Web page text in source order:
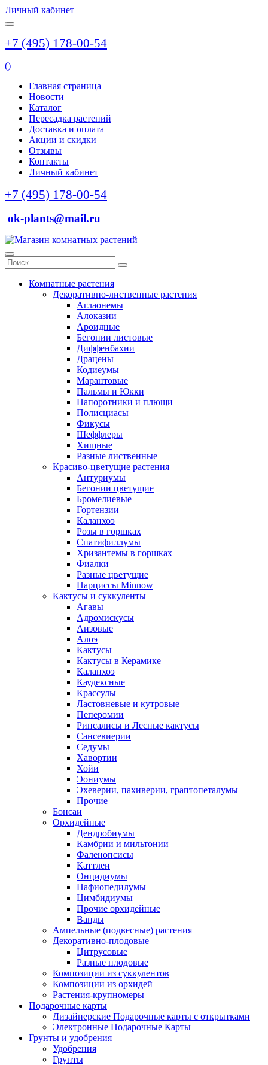
Личный кабинет
+7 (495) 178-00-54
()
Главная страница
Новости
Каталог
Пересадка растений
Доставка и оплата
Акции и скидки
Отзывы
Контакты
Личный кабинет
+7 (495) 178-00-54
ok-plants@mail.ru
Комнатные растения
Декоративно-лиственные растения
Аглаонемы
Алоказии
Ароидные
Бегонии листовые
Диффенбахии
Драцены
Кодиеумы
Марантовые
Пальмы и Юкки
Папоротники и плющи
Полисциасы
Фикусы
Шеффлеры
Хищные
Разные лиственные
Красиво-цветущие растения
Антуриумы
Бегонии цветущие
Бромелиевые
Гортензии
Каланхоэ
Розы в горшках
Спатифиллумы
Хризантемы в горшках
Фиалки
Разные цветущие
Нарциссы Minnow
Кактусы и суккуленты
Агавы
Адромискусы
Аизовые
Алоэ
Кактусы
Кактусы в Керамике
Каланхоэ
Каудексные
Крассулы
Ластовневые и кутровые
Пеперомии
Рипсалисы и Лесные кактусы
Сансевиерии
Седумы
Хавортии
Хойи
Эониумы
Эхеверии, пахиверии, граптопеталумы
Прочие
Бонсаи
Орхидейные
Дендробиумы
Камбрии и мильтонии
Фаленопсисы
Каттлеи
Онцидиумы
Пафиопедилумы
Цимбидиумы
Прочие орхидейные
Ванды
Ампельные (подвесные) растения
Декоративно-плодовые
Цитрусовые
Разные плодовые
Композиции из суккулентов
Композиции из орхидей
Растения-крупномеры
Подарочные карты
Дизайнерские Подарочные карты с открытками
Электронные Подарочные Карты
Грунты и удобрения
Удобрения
Грунты